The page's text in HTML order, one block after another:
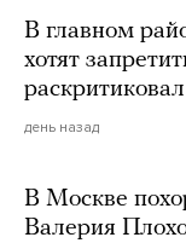
В главном
хотят
день назад
В Москве
Валерия